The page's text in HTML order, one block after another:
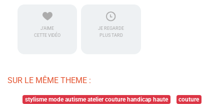
J'AIME
CETTE VIDÉO
JE REGARDE
PLUS TARD
SUR LE MÊME THEME :
stylisme mode autisme atelier couture handicap haute couture